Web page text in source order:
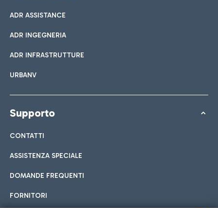
ADR ASSISTANCE
ADR INGEGNERIA
ADR INFRASTRUTTURE
URBANV
Supporto
CONTATTI
ASSISTENZA SPECIALE
DOMANDE FREQUENTI
FORNITORI